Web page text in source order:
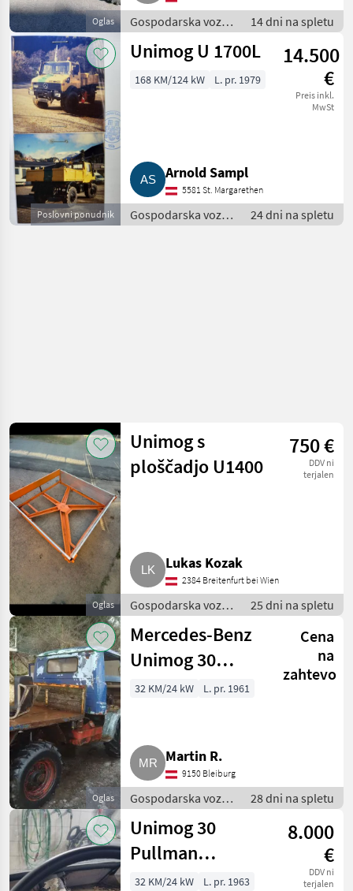
Oglas
Gospodarska vozila
/ Tovornjak
14 dni na spletu
Poslovni ponudnik
Unimog U 1700L
14.500
€
Preis inkl.
MwSt
168 KM/124 kW L. pr. 1979
Arnold Sampl
5581 St. Margarethen
Gospodarska vozila
/ Tovornjak
24 dni na spletu
Oglas
Unimog s
ploščadjo U1400
750 €
DDV ni
terjalen
Lukas Kozak
2384 Breitenfurt bei Wien
Gospodarska vozila
/ Tovornjak
25 dni na spletu
Oglas
Mercedes-Benz
Unimog 30
Pullman
Cena
na
zahtevo
32 KM/24 kW L. pr. 1961
Martin R.
9150 Bleiburg
Gospodarska vozila
/ Tovornjak
28 dni na spletu
Unimog 30
Pullman
(Unimog 30
8.000
€
DDV ni
terjalen
32 KM/24 kW L. pr. 1963